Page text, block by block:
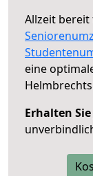
Allzeit
eine
Erhalten